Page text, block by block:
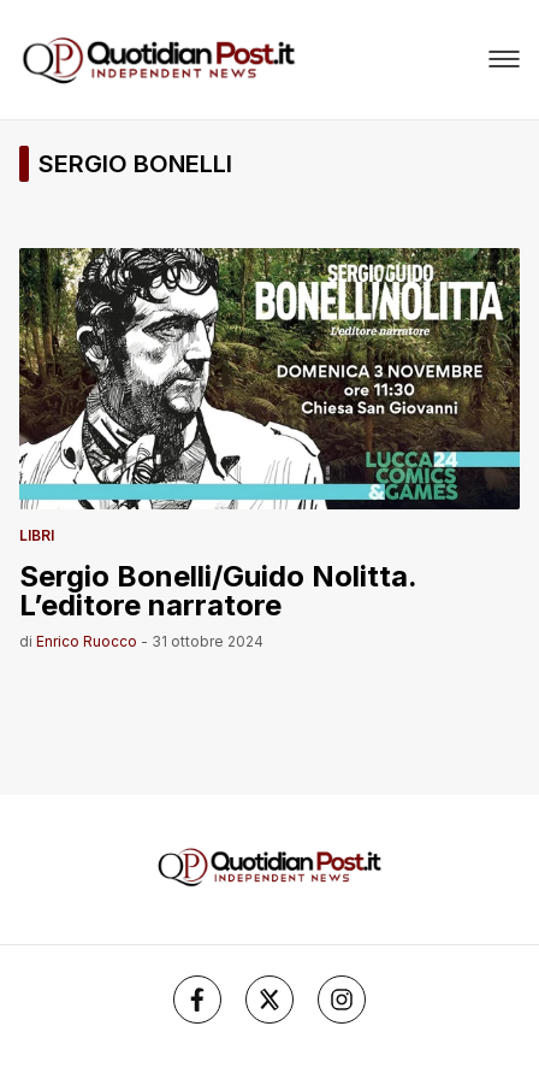
SERGIO BONELLI
LIBRI
Sergio Bonelli/Guido Nolitta.
L’editore narratore
di Enrico Ruocco - 31 ottobre 2024